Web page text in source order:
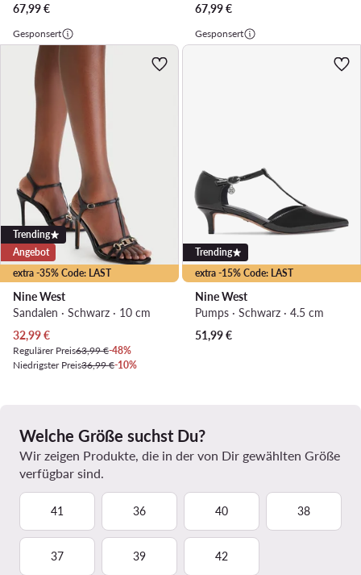
67,99€
67,99€
Gesponsert
extra -35% Code: LAST
Trending
Angebot
Nine West
Sandalen · Schwarz · 10 cm
Aktueller Preis
32,99€
Regulärer Preis63,99 €-48%
Niedrigster Preis36,99 €-10%
Gesponsert
extra -15% Code: LAST
Trending
Nine West
Pumps · Schwarz · 4.5 cm
51,99€
Welche Größe suchst Du?
Wir zeigen Produkte, die in der von Dir gewählten Größe
verfügbar sind.
41 36 40 38
37 39 42